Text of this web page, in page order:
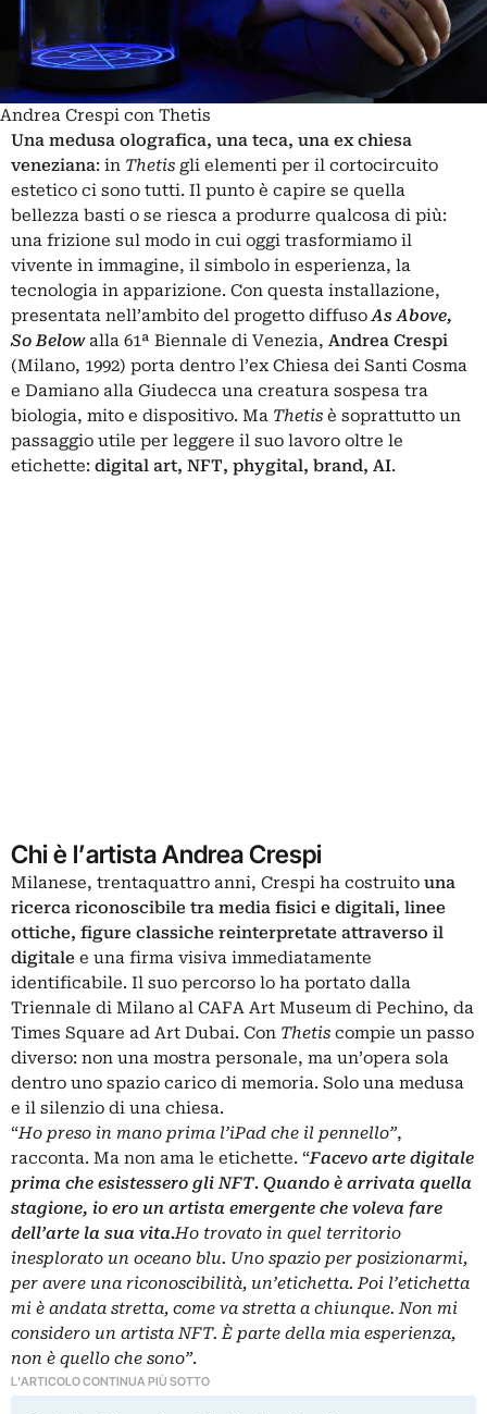
Andrea Crespi con Thetis
Una medusa olografica, una teca, una ex chiesa
veneziana: in Thetis gli elementi per il cortocircuito
estetico ci sono tutti. Il punto è capire se quella
bellezza basti o se riesca a produrre qualcosa di più:
una frizione sul modo in cui oggi trasformiamo il
vivente in immagine, il simbolo in esperienza, la
tecnologia in apparizione. Con questa installazione,
presentata nell’ambito del progetto diffusoAs Above,
So Belowalla 61ª Biennale di Venezia, Andrea Crespi
(Milano, 1992) porta dentro l’ex Chiesa dei Santi Cosma
e Damiano alla Giudecca una creatura sospesa tra
biologia, mito e dispositivo. Ma Thetis è soprattutto un
passaggio utile per leggere il suo lavoro oltre le
etichette: digital art, NFT, phygital, brand, AI.
Chi è l’artista Andrea Crespi
Milanese, trentaquattro anni, Crespi ha costruito una
ricerca riconoscibile tra media fisici e digitali, linee
ottiche, figure classiche reinterpretate attraverso il
digitale e una firma visiva immediatamente
identificabile. Il suo percorso lo ha portato dalla
Triennale di Milano al CAFA Art Museum di Pechino, da
Times Square ad Art Dubai. Con Thetis compie un passo
diverso: non una mostra personale, ma un’opera sola
dentro uno spazio carico di memoria. Solo una medusa
e il silenzio di una chiesa.
“Ho preso in mano prima l’iPad che il pennello”,
racconta. Ma non ama le etichette. “Facevo arte digitale
prima che esistessero gli NFT. Quando è arrivata quella
stagione, io ero un artista emergente che voleva fare
dell’arte la sua vita.Ho trovato in quel territorio
inesplorato un oceano blu. Uno spazio per posizionarmi,
per avere una riconoscibilità, un’etichetta. Poi l’etichetta
mi è andata stretta, come va stretta a chiunque. Non mi
considero un artista NFT. È parte della mia esperienza,
non è quello che sono”.
L'ARTICOLO CONTINUA PIÙ SOTTO